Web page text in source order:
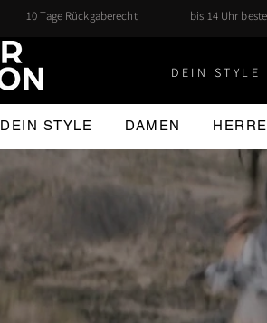
10 Tage Rückgaberecht bis 14 Uhr
DEIN
DEIN STYLE DAMEN